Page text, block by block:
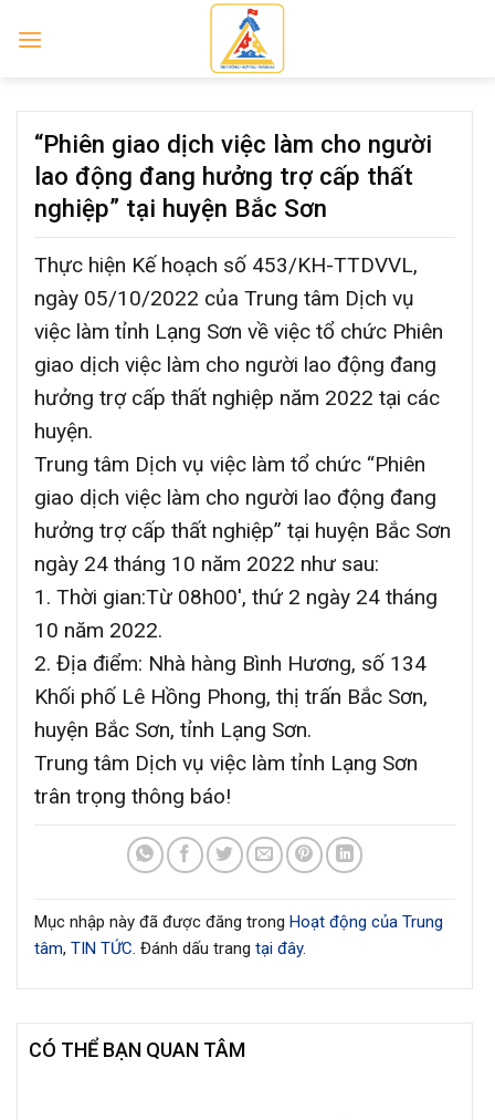
“Phiên giao dịch việc làm cho người
lao động đang hưởng trợ cấp thất
nghiệp” tại huyện Bắc Sơn
Thực hiện Kế hoạch số 453/KH-TTDVVL,
ngày 05/10/2022 của Trung tâm Dịch vụ
việc làm tỉnh Lạng Sơn về việc tổ chức Phiên
giao dịch việc làm cho người lao động đang
hưởng trợ cấp thất nghiệp năm 2022 tại các
huyện.
Trung tâm Dịch vụ việc làm tổ chức “Phiên
giao dịch việc làm cho người lao động đang
hưởng trợ cấp thất nghiệp” tại huyện Bắc Sơn
ngày 24 tháng 10 năm 2022 như sau:
1. Thời gian:Từ 08h00′, thứ 2 ngày 24 tháng
10 năm 2022.
2. Địa điểm: Nhà hàng Bình Hương, số 134
Khối phố Lê Hồng Phong, thị trấn Bắc Sơn,
huyện Bắc Sơn, tỉnh Lạng Sơn.
Trung tâm Dịch vụ việc làm tỉnh Lạng Sơn
trân trọng thông báo!
Mục nhập này đã được đăng trong Hoạt động của Trung
tâm, TIN TỨC. Đánh dấu trang tại đây.
CÓ THỂ BẠN QUAN TÂM